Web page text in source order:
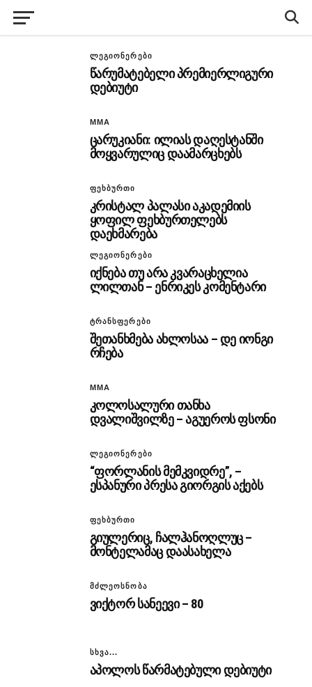
ᲚᲔᲒᲘᲝᲜᲔᲠᲔᲑᲘ
წარუმატებელი პრემიერლიგური
დებიუტი
MMA
ცარუკიანი: ილიას დაღესტანში
მოყვარულიც დაამარცხებს
ᲤᲔᲮᲑᲣᲠᲗᲘ
კრისტალ პალასი აკადემიის
ყოფილ ფეხბურთელებს
დაეხმარება
ᲚᲔᲒᲘᲝᲜᲔᲠᲔᲑᲘ
იქნება თუ არა კვარაცხელია
ლილთან – ენრიკეს კომენტარი
ᲢᲠᲐᲜᲡᲤᲔᲠᲔᲑᲘ
შეთანხმება ახლოსაა – დე იონგი
რჩება
MMA
კოლოსალური თანხა
დვალიშვილზე – აგუეროს ფსონი
ᲚᲔᲒᲘᲝᲜᲔᲠᲔᲑᲘ
“ფორლანის მემკვიდრე”, –
ესპანური პრესა გიორგის აქებს
ᲤᲔᲮᲑᲣᲠᲗᲘ
გიულერიც, ჩალჰანოღლუც –
მონტელამაც დაასახელა
ᲛᲫᲚᲔᲝᲡᲜᲝᲑᲐ
ვიქტორ სანეევი – 80
ᲡᲮᲕᲐ...
აპოლოს წარმატებული დებიუტი